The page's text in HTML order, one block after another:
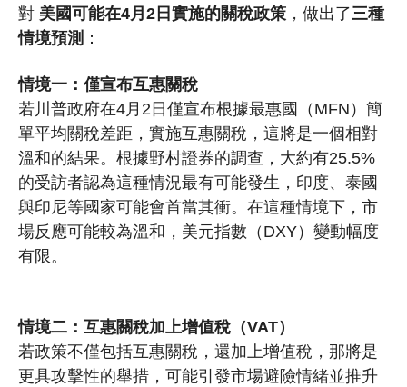
對 美國可能在4月2日實施的關稅政策 ，做出了三種
情境預測 ：
情境一：僅宣布互惠關稅
若川普政府在4月2日僅宣布根據最惠國（MFN）簡
單平均關稅差距，實施互惠關稅，這將是一個相對
溫和的結果。根據野村證券的調查，大約有25.5%
的受訪者認為這種情況最有可能發生，印度、泰國
與印尼等國家可能會首當其衝。在這種情境下，市
場反應可能較為溫和，美元指數（DXY）變動幅度
有限。
情境二：互惠關稅加上增值稅（VAT）
若政策不僅包括互惠關稅，還加上增值稅，那將是
更具攻擊性的舉措，可能引發市場避險情緒並推升